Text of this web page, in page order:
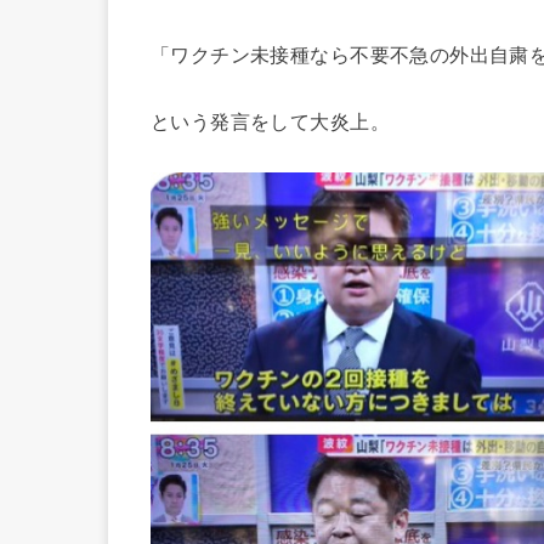
「ワクチン未接種なら不要不急の外出自粛
という発言をして大炎上。